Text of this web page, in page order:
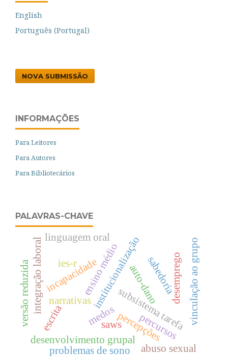
English
Português (Portugal)
NOVA SUBMISSÃO
INFORMAÇÕES
Para Leitores
Para Autores
Para Bibliotecários
PALAVRAS-CHAVE
ensino médioauto-dano
institucionalização
percursos
percepções
narrativas
desenvolvimento grupal
subsistema tarefa
sabedoria
saws
integração laboralincapacidade
escrita medos
problemas de sono
versão reduzida vinculação ao grupo
linguagem oral
ies-r
abuso sexual
desemprego